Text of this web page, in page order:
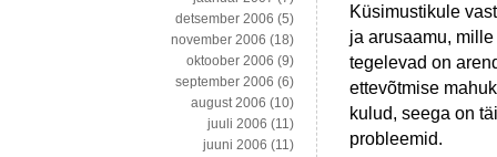
Küsimustikule
ja arusaamu,
tegelevad on
ettevõtmise
kulud, seega on
probleemid.
detsember 2006 (5)
november 2006 (18)
oktoober 2006 (9)
september 2006 (6)
august 2006 (10)
juuli 2006 (11)
juuni 2006 (11)